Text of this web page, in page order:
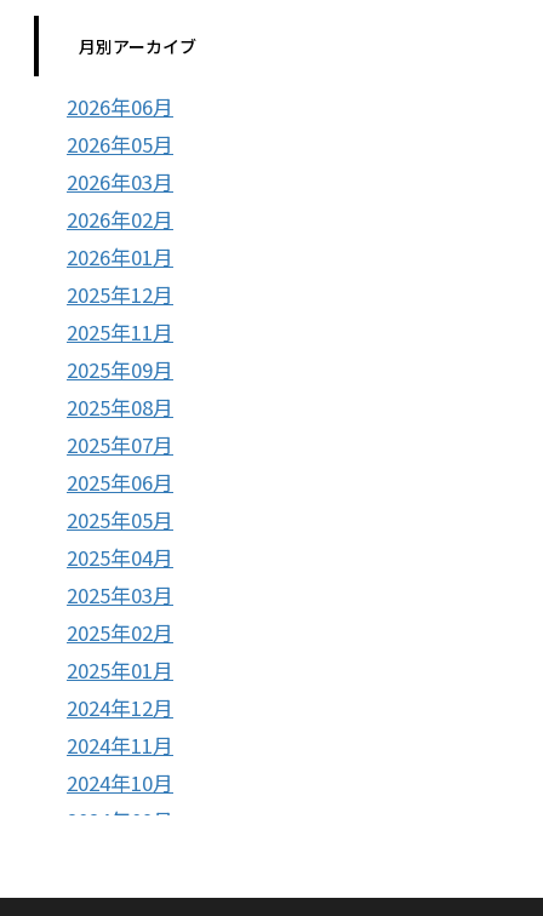
月別アーカイブ
2026年06月
2026年05月
2026年03月
2026年02月
2026年01月
2025年12月
2025年11月
2025年09月
2025年08月
2025年07月
2025年06月
2025年05月
2025年04月
2025年03月
2025年02月
2025年01月
2024年12月
2024年11月
2024年10月
2024年09月
2024年07月